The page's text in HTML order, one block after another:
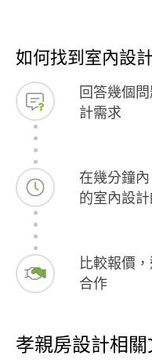
如何找到室內設
回答幾個
計需求
在幾分鐘
的室內設
比較報價
合作
孝親房設計相關